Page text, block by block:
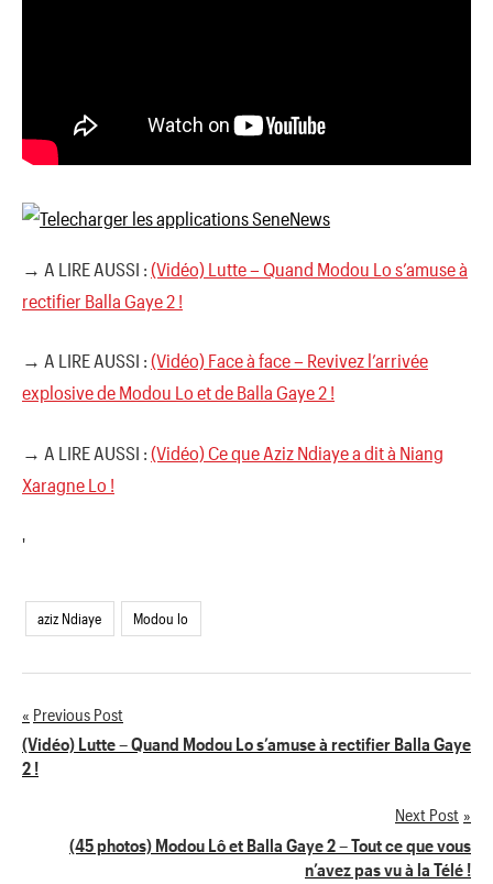
→ A LIRE AUSSI : (Vidéo) Lutte – Quand Modou Lo s’amuse à
rectifier Balla Gaye 2 !
→ A LIRE AUSSI : (Vidéo) Face à face – Revivez l’arrivée
explosive de Modou Lo et de Balla Gaye 2 !
→ A LIRE AUSSI : (Vidéo) Ce que Aziz Ndiaye a dit à Niang
Xaragne Lo !
'
aziz Ndiaye Modou lo
Navigation
de
Previous Post
(Vidéo) Lutte – Quand Modou Lo s’amuse à rectifier Balla Gaye
2 !
Next Post
(45 photos) Modou Lô et Balla Gaye 2 – Tout ce que vous
n’avez pas vu à la Télé !